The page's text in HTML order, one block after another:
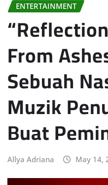
ENTERTAINMENT
From
Sebuah
Muzik
Buat
Allya Adriana May 14,